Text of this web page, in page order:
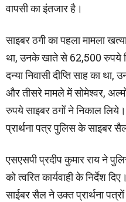
वापसी का इंतजार है।
साइबर ठगी का पहला मामला
था, उनके खाते से 62,500 रुपये
दन्या निवासी दीप्ति साह का
और तीसरे मामले में सोमेश्वर,
रुपये साइबर ठगों ने निकाल
प्रार्थना पत्र पुलिस के साइबर
एसएसपी प्रदीप कुमार राय ने
को त्वरित कार्यवाही के निर्देश
साईबर सैल ने उक्त प्रार्थना